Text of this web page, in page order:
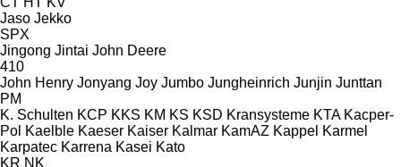
Jaso Jekko
SPX
Jingong Jintai John Deere
410
John Henry Jonyang Joy Jumbo Jungheinrich Junjin Junttan
PM
K. Schulten KCP KKS KM KS KSD Kransysteme KTA Kacper-
Pol Kaelble Kaeser Kaiser Kalmar KamAZ Kappel Karmel
Karpatec Karrena Kasei Kato
KR NK